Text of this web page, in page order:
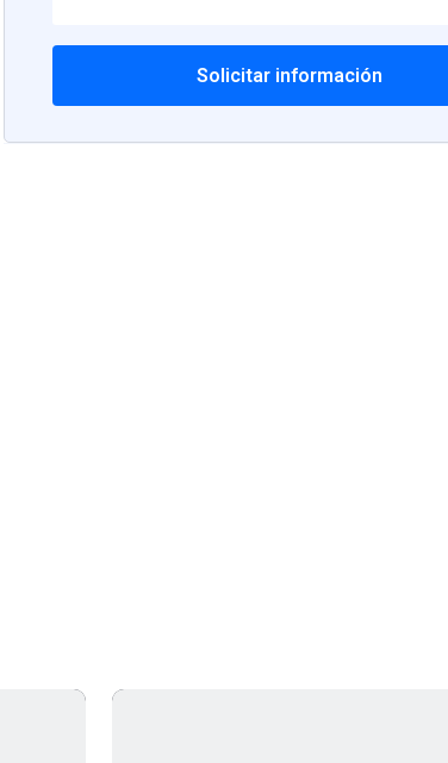
Solicitar información